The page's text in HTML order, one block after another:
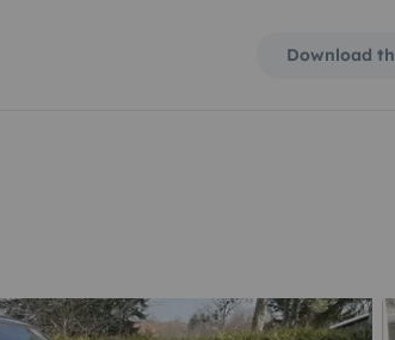
Download